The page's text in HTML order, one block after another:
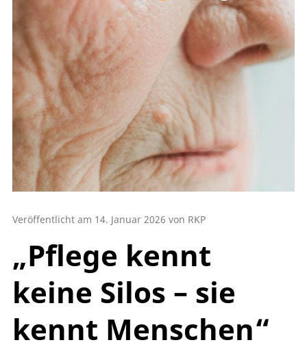
Veröffentlicht am 14. Januar 2026 von RKP
„Pflege kennt
keine Silos – sie
kennt Menschen“